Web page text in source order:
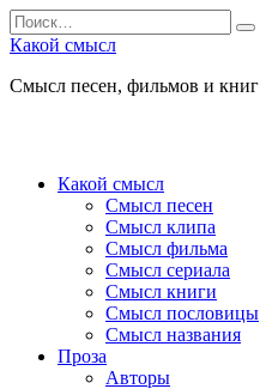
Перейти
к
Search
for:
Какой смысл
Смысл песен, фильмов и книг
Какой смысл
Смысл песен
Смысл клипа
Смысл фильма
Смысл сериала
Смысл книги
Смысл пословицы
Смысл названия
Проза
Авторы